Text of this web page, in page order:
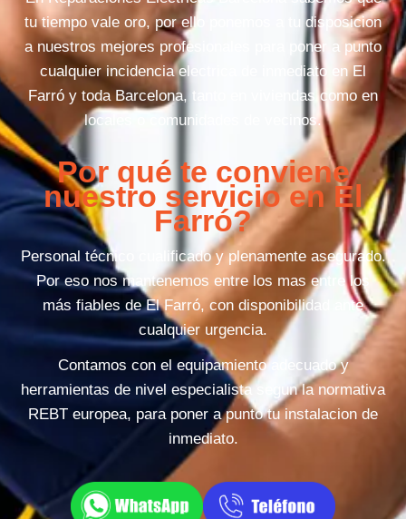
tu tiempo vale oro, por ello ponemos a tu disposicion
a nuestros mejores profesionales para poner a punto
cualquier incidencia electrica de inmediato en El
Farró y toda Barcelona, tanto en viviendas como en
locales o comunidades de vecinos.
Por qué te conviene
nuestro servicio en El
Farró?
Personal técnico cualificado y plenamente asegurado.
Por eso nos mantenemos entre los mas entre los
más fiables de El Farró, con disponibilidad ante
cualquier urgencia.
Contamos con el equipamiento adecuado y
herramientas de nivel especialista segun la normativa
REBT europea, para poner a punto tu instalacion de
inmediato.